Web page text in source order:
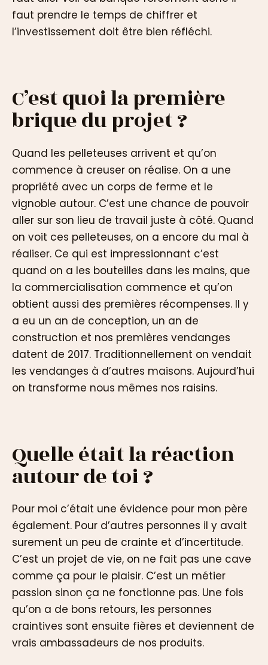
faut prendre le temps de chiffrer et
l’investissement doit être bien réfléchi.
C’est quoi la première
brique du projet ?
Quand les pelleteuses arrivent et qu’on
commence à creuser on réalise. On a une
propriété avec un corps de ferme et le
vignoble autour. C’est une chance de pouvoir
aller sur son lieu de travail juste à côté. Quand
on voit ces pelleteuses, on a encore du mal à
réaliser. Ce qui est impressionnant c’est
quand on a les bouteilles dans les mains, que
la commercialisation commence et qu’on
obtient aussi des premières récompenses. Il y
a eu un an de conception, un an de
construction et nos premières vendanges
datent de 2017. Traditionnellement on vendait
les vendanges à d’autres maisons. Aujourd’hui
on transforme nous mêmes nos raisins.
Quelle était la réaction
autour de toi ?
Pour moi c’était une évidence pour mon père
également. Pour d’autres personnes il y avait
surement un peu de crainte et d’incertitude.
C’est un projet de vie, on ne fait pas une cave
comme ça pour le plaisir. C’est un métier
passion sinon ça ne fonctionne pas. Une fois
qu’on a de bons retours, les personnes
craintives sont ensuite fières et deviennent de
vrais ambassadeurs de nos produits.